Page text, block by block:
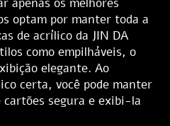
optam por manter toda a
de acrílico da JIN DA
como empilháveis, o
elegante. Ao
certa, você pode manter
cartões segura e exibi-la